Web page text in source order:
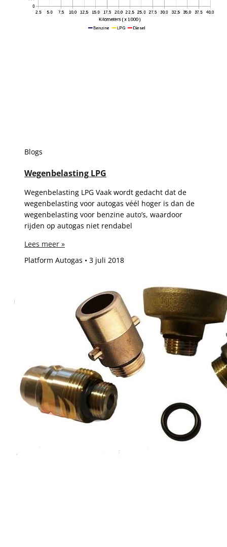
Blogs
Wegenbelasting LPG
Wegenbelasting LPG Vaak wordt gedacht dat de
wegenbelasting voor autogas véél hoger is dan de
wegenbelasting voor benzine auto’s, waardoor
rijden op autogas niet rendabel
Lees meer »
Platform Autogas
3 juli 2018